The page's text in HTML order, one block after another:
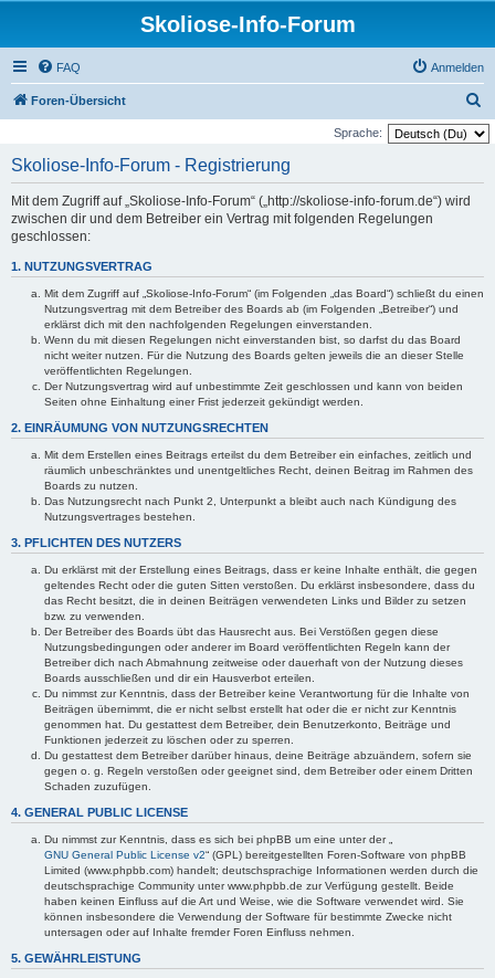
Skoliose-Info-Forum
FAQ Anmelden
Foren-Übersicht
u
Sprache:
Skoliose-Info-Forum - Registrierung
Mit dem Zugriff auf „Skoliose-Info-Forum“ („http://skoliose-info-forum.de“) wird
zwischen dir und dem Betreiber ein Vertrag mit folgenden Regelungen
geschlossen:
1. NUTZUNGSVERTRAG
Mit dem Zugriff auf „Skoliose-Info-Forum“ (im Folgenden „das Board“) schließt du einen
Nutzungsvertrag mit dem Betreiber des Boards ab (im Folgenden „Betreiber“) und
erklärst dich mit den nachfolgenden Regelungen einverstanden.
Wenn du mit diesen Regelungen nicht einverstanden bist, so darfst du das Board
nicht weiter nutzen. Für die Nutzung des Boards gelten jeweils die an dieser Stelle
veröffentlichten Regelungen.
Der Nutzungsvertrag wird auf unbestimmte Zeit geschlossen und kann von beiden
Seiten ohne Einhaltung einer Frist jederzeit gekündigt werden.
2. EINRÄUMUNG VON NUTZUNGSRECHTEN
Mit dem Erstellen eines Beitrags erteilst du dem Betreiber ein einfaches, zeitlich und
räumlich unbeschränktes und unentgeltliches Recht, deinen Beitrag im Rahmen des
Boards zu nutzen.
Das Nutzungsrecht nach Punkt 2, Unterpunkt a bleibt auch nach Kündigung des
Nutzungsvertrages bestehen.
3. PFLICHTEN DES NUTZERS
Du erklärst mit der Erstellung eines Beitrags, dass er keine Inhalte enthält, die gegen
geltendes Recht oder die guten Sitten verstoßen. Du erklärst insbesondere, dass du
das Recht besitzt, die in deinen Beiträgen verwendeten Links und Bilder zu setzen
bzw. zu verwenden.
Der Betreiber des Boards übt das Hausrecht aus. Bei Verstößen gegen diese
Nutzungsbedingungen oder anderer im Board veröffentlichten Regeln kann der
Betreiber dich nach Abmahnung zeitweise oder dauerhaft von der Nutzung dieses
Boards ausschließen und dir ein Hausverbot erteilen.
Du nimmst zur Kenntnis, dass der Betreiber keine Verantwortung für die Inhalte von
Beiträgen übernimmt, die er nicht selbst erstellt hat oder die er nicht zur Kenntnis
genommen hat. Du gestattest dem Betreiber, dein Benutzerkonto, Beiträge und
Funktionen jederzeit zu löschen oder zu sperren.
Du gestattest dem Betreiber darüber hinaus, deine Beiträge abzuändern, sofern sie
gegen o. g. Regeln verstoßen oder geeignet sind, dem Betreiber oder einem Dritten
Schaden zuzufügen.
4. GENERAL PUBLIC LICENSE
Du nimmst zur Kenntnis, dass es sich bei phpBB um eine unter der „
GNU General Public License v2“ (GPL) bereitgestellten Foren-Software von phpBB
Limited (www.phpbb.com) handelt; deutschsprachige Informationen werden durch die
deutschsprachige Community unter www.phpbb.de zur Verfügung gestellt. Beide
haben keinen Einfluss auf die Art und Weise, wie die Software verwendet wird. Sie
können insbesondere die Verwendung der Software für bestimmte Zwecke nicht
untersagen oder auf Inhalte fremder Foren Einfluss nehmen.
5. GEWÄHRLEISTUNG